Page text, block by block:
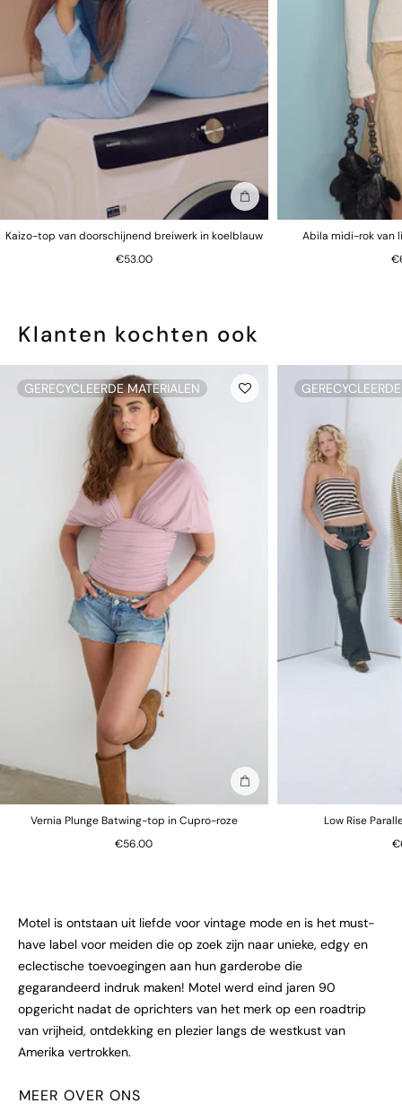
In winkelmand
Kaizo-top van doorschijnend breiwerk in koelblauw
€53.00
Abila midi-rok van
Klanten kochten ook
GERECYCLEERDE MATERIALEN
In winkelmand
Vernia Plunge Batwing-top in Cupro-roze
€56.00
Low Rise
Motel is ontstaan uit liefde voor vintage mode en is het must-
have label voor meiden die op zoek zijn naar unieke, edgy en
eclectische toevoegingen aan hun garderobe die
gegarandeerd indruk maken! Motel werd eind jaren 90
opgericht nadat de oprichters van het merk op een roadtrip
van vrijheid, ontdekking en plezier langs de westkust van
Amerika vertrokken.
MEER OVER ONS